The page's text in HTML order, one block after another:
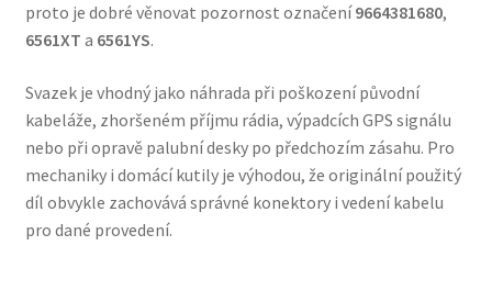
proto je dobré věnovat pozornost označení9664381680,
6561XT a 6561YS.
Svazek je vhodný jako náhrada při poškození původní
kabeláže, zhoršeném příjmu rádia, výpadcích GPS signálu
nebo při opravě palubní desky po předchozím zásahu. Pro
mechaniky i domácí kutily je výhodou, že originální použitý
díl obvykle zachovává správné konektory i vedení kabelu
pro dané provedení.